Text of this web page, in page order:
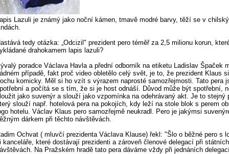
Lapis Lazuli je známý jako noční kámen, tmavě modré barvy, těží se v
tedy otázka: „Odcizil" prezident pero téměř za 2,5 milionu korun,
drahokamem lapis lazuli?
poradce Václava Havla a přední odborník na etiketu Ladislav Špaček
případě, fakt proč video obletělo celý svět, je to, že prezident Klaus
komicky. Měl si ho vzít s výrazem naprosté samozřejmosti. Tato pera
a počítá se s tím, že si je host odnáší. Důvod může být spotřební,
jako suvenýr a slouží jako vzpomínka na odehrávaný akt. Je to stejný
slouží např. hotelová pera na pokojích, kdy leží na stole blok s perem
hotelu. Václav Klaus pero samozřejmě neukradl. Pero je jakýmsi
dárkem při těchto návštěvách.
Ochvat ( mluvčí prezidenta Václava Klause) řekl: "Šlo o běžné pero s
kanceláře, které dostávají prezidenti a zároveň členové delegací při státních
Na Pražském hradě tato pera dáváme vždy při jednáních